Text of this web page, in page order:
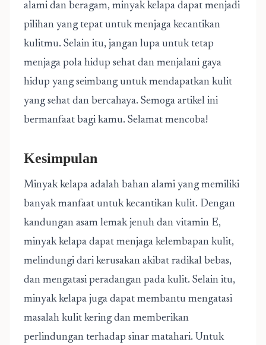
alami dan beragam, minyak kelapa dapat menjadi
pilihan yang tepat untuk menjaga kecantikan
kulitmu. Selain itu, jangan lupa untuk tetap
menjaga pola hidup sehat dan menjalani gaya
hidup yang seimbang untuk mendapatkan kulit
yang sehat dan bercahaya. Semoga artikel ini
bermanfaat bagi kamu. Selamat mencoba!
Kesimpulan
Minyak kelapa adalah bahan alami yang memiliki
banyak manfaat untuk kecantikan kulit. Dengan
kandungan asam lemak jenuh dan vitamin E,
minyak kelapa dapat menjaga kelembapan kulit,
melindungi dari kerusakan akibat radikal bebas,
dan mengatasi peradangan pada kulit. Selain itu,
minyak kelapa juga dapat membantu mengatasi
masalah kulit kering dan memberikan
perlindungan terhadap sinar matahari. Untuk